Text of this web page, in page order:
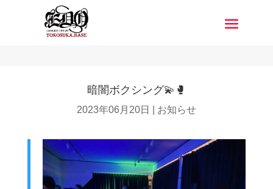
暗闇ボクシング💫🥊
2023年06月20日 お知らせ